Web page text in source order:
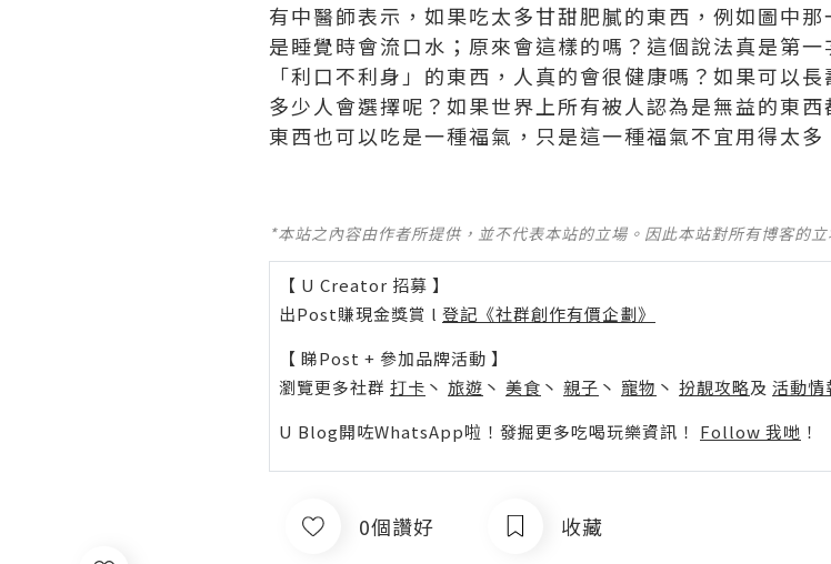
有中醫師表示，如果吃太多甘甜肥膩的東西，例如圖中
是睡覺時會流口水；原來會這樣的嗎？這個說法真是第
「利口不利身」的東西，人真的會很健康嗎？如果可以
多少人會選擇呢？如果世界上所有被人認為是無益的東
東西也可以吃是一種福氣，只是這一種福氣不宜用得太多
*本站之內容由作者所提供，並不代表本站的立場。因此本站對所有博客的
【 U Creator 招募 】
出Post賺現金獎賞 l 登記《社群創作有價企劃》
【 睇Post + 參加品牌活動 】
瀏覽更多社群 打卡 丶 旅遊 丶 美食 丶 親子 丶 寵物 丶 扮靚攻略及 活動情
U Blog開咗WhatsApp啦！發掘更多吃喝玩樂資訊！ Follow 我哋 ！
0個讚好 收藏